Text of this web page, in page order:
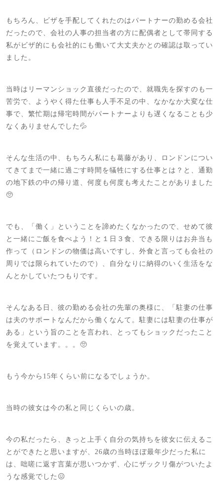
もちろん、ビザを手配してくれたのはパートナーの勤める会社
だったので、会社の人事の担当者の方に配偶者として帯同する
私がビザ的にも会社的にも働いて大丈夫かとの確認は取ってい
ました。
当時はリーマンショック直後だったので、就職先を探すのも一
苦労で、ようやく得た仕事も人手不足の中、なかなか大変な仕
事で、繁忙期は帰宅時間がパートナーよりも遅くなることも少
なくありませんでした💦
そんな生活の中、もちろん私にも葛藤があり、ロンドンについ
てきてまで一緒に過ごす時間を犠牲にする仕事とは？と、通勤
の地下鉄の中の帰り道、何度も何度も考えたことがありました
🥺
でも、「働く」ということを諦めたくなかったので、せめて彼
と一緒にご飯を食べよう！と１日３食、できる限りはお弁当も
作って（ロンドンの物価は高いですし、外食と言っても会社の
周りでは限られていたので）、自分なりに納得のいく生活をな
んとかしていたつもりです。
そんなある日、彼の勤める会社の先輩の奥様に、「駐妻の仕事
は夫のサポートなんだから働くなんて。駐妻には駐妻の仕事が
ある」という旨のことを言われ、とってもショックだったこと
を覚えています。。。🥺
もう今から15年くらい前になるでしょうか。
当時の彼女は今の私と同じくらいの歳。
今の私だったら、きっと上手く自分の気持ちを彼女に伝えるこ
とができたと思いますが、26歳の当時ほぼ最年少だった私に
は、咄嗟に返す言葉が思いつかず、心にザックリ傷がついたよ
うな感覚でした😖